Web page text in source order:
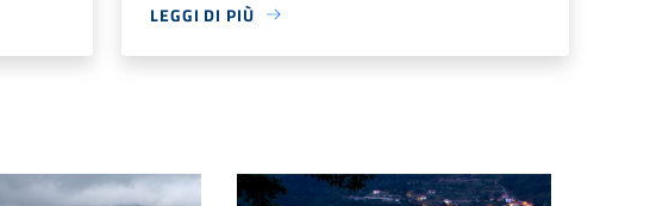
LEGGI DI PIÙ
Leverone